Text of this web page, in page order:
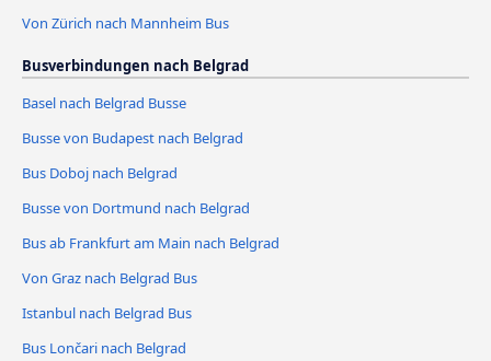
Von Zürich nach Mannheim Bus
Busverbindungen nach Belgrad
Basel nach Belgrad Busse
Busse von Budapest nach Belgrad
Bus Doboj nach Belgrad
Busse von Dortmund nach Belgrad
Bus ab Frankfurt am Main nach Belgrad
Von Graz nach Belgrad Bus
Istanbul nach Belgrad Bus
Bus Lončari nach Belgrad